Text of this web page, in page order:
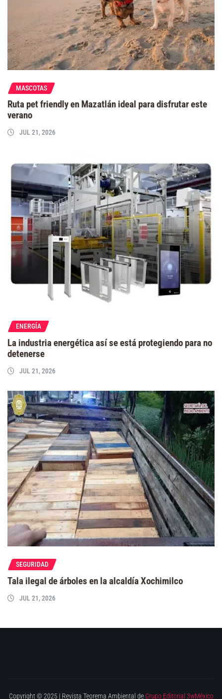
MASCOTAS
Ruta pet friendly en Mazatlán ideal para disfrutar este
verano
JUL 21, 2026
ENERGÍA
La industria energética así se está protegiendo para no
detenerse
JUL 21, 2026
SEGURIDAD
Tala ilegal de árboles en la alcaldía Xochimilco
JUL 21, 2026
Copyright © 2025 | Revista Teorema Ambiental de Grupo Editorial 3wMéxico